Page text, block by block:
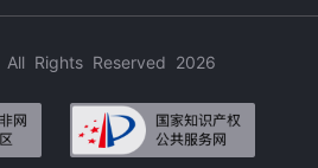
Rights Reserved 2026